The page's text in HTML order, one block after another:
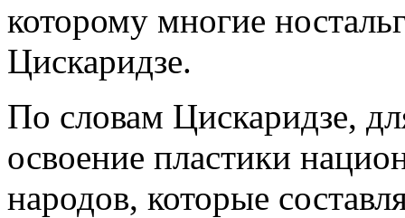
которому многие
Цискаридзе.
По словам Цискаридзе,
освоение пластики
народов, которые